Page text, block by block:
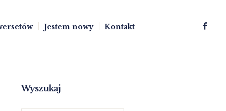
Jestem nowy Kontakt
Wyszukaj